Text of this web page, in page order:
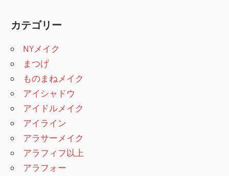
カテゴリー
NYメイク
まつげ
ものまねメイク
アイシャドウ
アイドルメイク
アイライン
アラサーメイク
アラフィフ以上
アラフォー